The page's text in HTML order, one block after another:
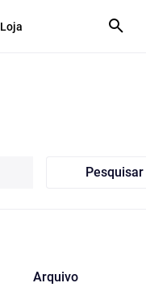
Loja
Pesquisar
Arquivo